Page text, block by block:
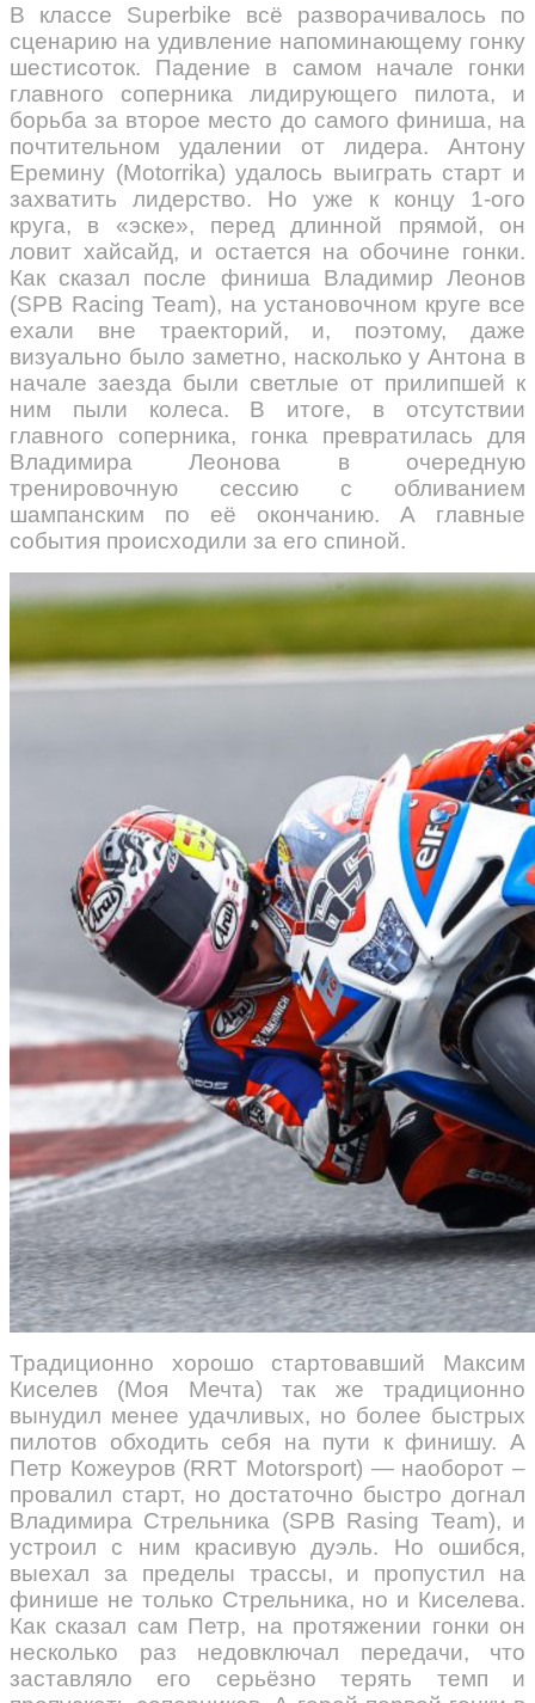
В классе Superbike всё разворачивалось по
сценарию на удивление напоминающему гонку
шестисоток. Падение в самом начале гонки
главного соперника лидирующего пилота, и
борьба за второе место до самого финиша, на
почтительном удалении от лидера. Антону
Еремину (Motorrika) удалось выиграть старт и
захватить лидерство. Но уже к концу 1-ого
круга, в «эске», перед длинной прямой, он
ловит хайсайд, и остается на обочине гонки.
Как сказал после финиша Владимир Леонов
(SPB Racing Team), на установочном круге все
ехали вне траекторий, и, поэтому, даже
визуально было заметно, насколько у Антона в
начале заезда были светлые от прилипшей к
ним пыли колеса. В итоге, в отсутствии
главного соперника, гонка превратилась для
Владимира Леонова в очередную
тренировочную сессию с обливанием
шампанским по её окончанию. А главные
события происходили за его спиной.
Традиционно хорошо стартовавший Максим
Киселев (Моя Мечта) так же традиционно
вынудил менее удачливых, но более быстрых
пилотов обходить себя на пути к финишу. А
Петр Кожеуров (RRT Motorsport) — наоборот –
провалил старт, но достаточно быстро догнал
Владимира Стрельника (SPB Rasing Team), и
устроил с ним красивую дуэль. Но ошибся,
выехал за пределы трассы, и пропустил на
финише не только Стрельника, но и Киселева.
Как сказал сам Петр, на протяжении гонки он
несколько раз недовключал передачи, что
заставляло его серьёзно терять темп и